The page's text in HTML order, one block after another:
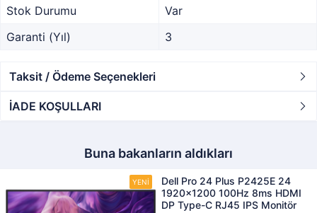
Stok Durumu
Var
Garanti (Yıl)
3
Taksit / Ödeme Seçenekleri
İADE KOŞULLARI
Buna bakanların aldıkları
Dell Pro 24 Plus P2425E 24
1920x1200 100Hz 8ms HDMI
DP Type-C RJ45 IPS Monitör